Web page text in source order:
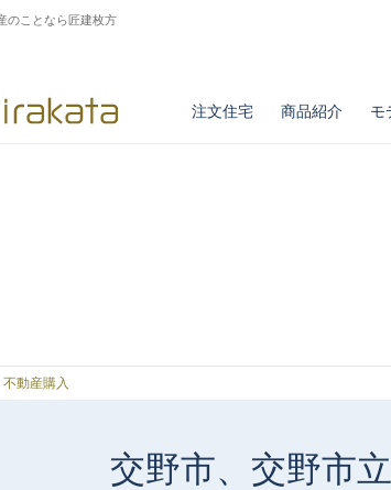
のことなら匠建枚方
注文住宅 商品紹介 モ
不動産購入
交野市、交野市